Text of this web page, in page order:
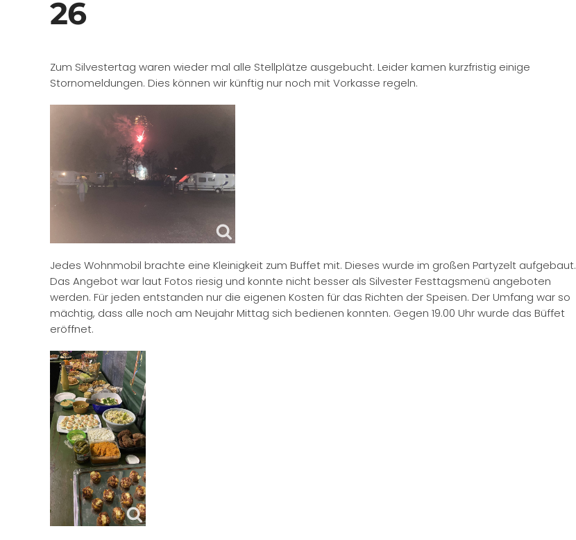
26
Zum Silvestertag waren wieder mal alle Stellplätze ausgebucht. Leider kamen kurzfristig einige
Stornomeldungen. Dies können wir künftig nur noch mit Vorkasse regeln.
Jedes Wohnmobil brachte eine Kleinigkeit zum Buffet mit. Dieses wurde im großen Partyzelt aufgebaut.
Das Angebot war laut Fotos riesig und konnte nicht besser als Silvester Festtagsmenü angeboten
werden. Für jeden entstanden nur die eigenen Kosten für das Richten der Speisen. Der Umfang war so
mächtig, dass alle noch am Neujahr Mittag sich bedienen konnten. Gegen 19.00 Uhr wurde das Büffet
eröffnet.